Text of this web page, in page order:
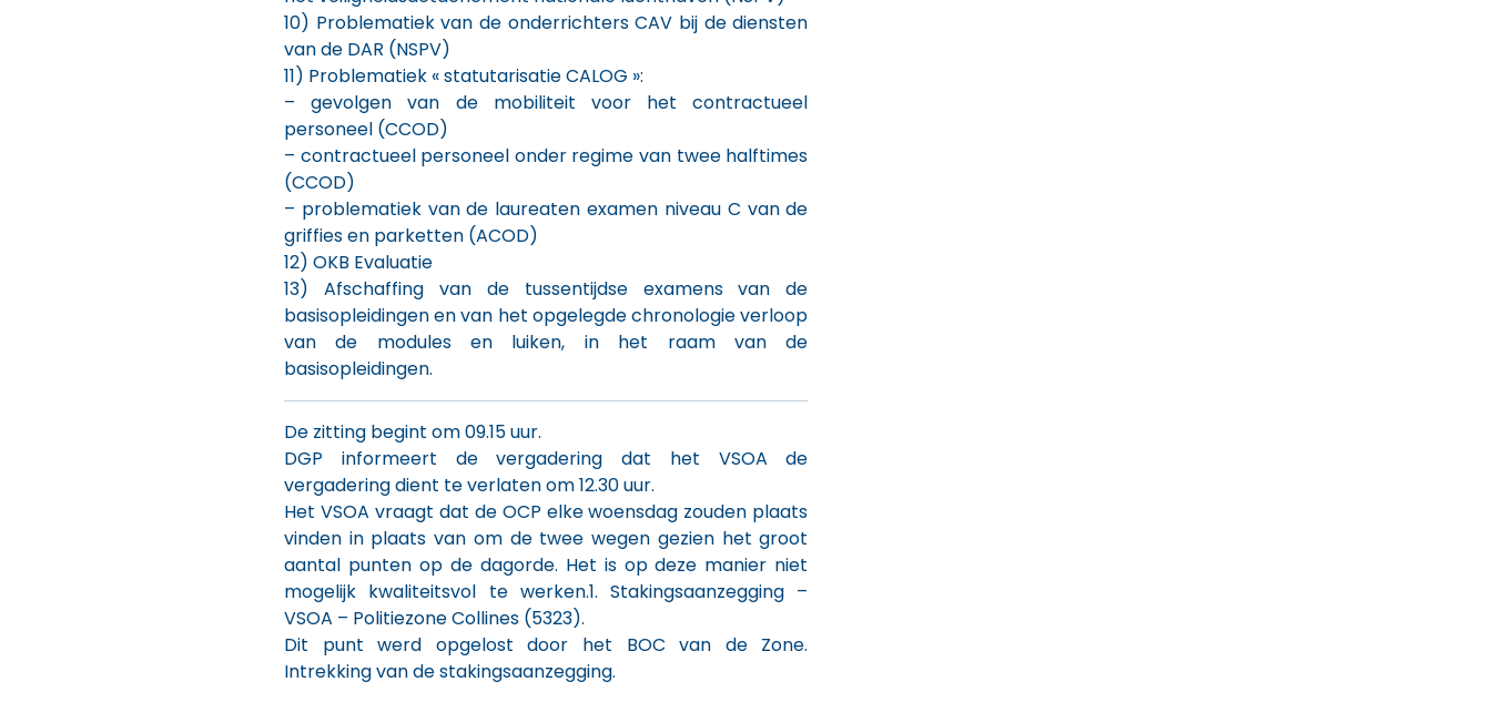
10) Problematiek van de onderrichters CAV bij de diensten
van de DAR (NSPV)
11) Problematiek « statutarisatie CALOG »:
– gevolgen van de mobiliteit voor het contractueel
personeel (CCOD)
– contractueel personeel onder regime van twee halftimes
(CCOD)
– problematiek van de laureaten examen niveau C van de
griffies en parketten (ACOD)
12) OKB Evaluatie
13) Afschaffing van de tussentijdse examens van de
basisopleidingen en van het opgelegde chronologie verloop
van de modules en luiken, in het raam van de
basisopleidingen.
De zitting begint om 09.15 uur.
DGP informeert de vergadering dat het VSOA de
vergadering dient te verlaten om 12.30 uur.
Het VSOA vraagt dat de OCP elke woensdag zouden plaats
vinden in plaats van om de twee wegen gezien het groot
aantal punten op de dagorde. Het is op deze manier niet
mogelijk kwaliteitsvol te werken.1. Stakingsaanzegging –
VSOA – Politiezone Collines (5323).
Dit punt werd opgelost door het BOC van de Zone.
Intrekking van de stakingsaanzegging.